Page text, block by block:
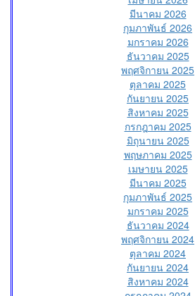
มีนาคม 2026
กุมภาพันธ์ 2026
มกราคม 2026
ธันวาคม 2025
พฤศจิกายน 2025
ตุลาคม 2025
กันยายน 2025
สิงหาคม 2025
กรกฎาคม 2025
มิถุนายน 2025
พฤษภาคม 2025
เมษายน 2025
มีนาคม 2025
กุมภาพันธ์ 2025
มกราคม 2025
ธันวาคม 2024
พฤศจิกายน 2024
ตุลาคม 2024
กันยายน 2024
สิงหาคม 2024